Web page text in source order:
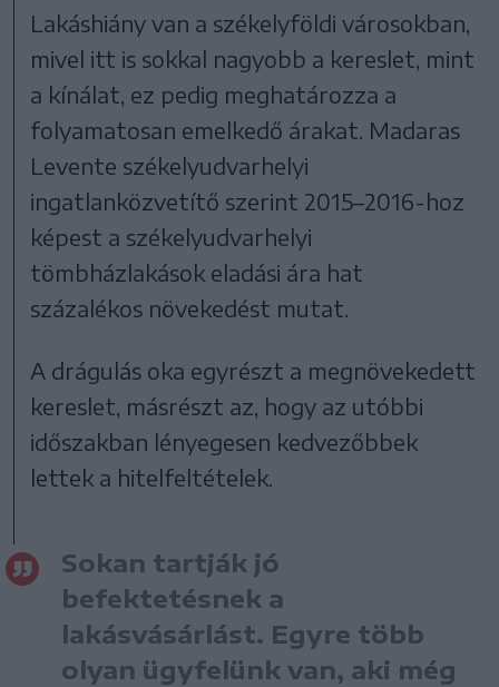
Lakáshiány van a székelyföldi városokban,
mivel itt is sokkal nagyobb a kereslet, mint
a kínálat, ez pedig meghatározza a
folyamatosan emelkedő árakat. Madaras
Levente székelyudvarhelyi
ingatlanközvetítő szerint 2015–2016-hoz
képest a székelyudvarhelyi
tömbházlakások eladási ára hat
százalékos növekedést mutat.
A drágulás oka egyrészt a megnövekedett
kereslet, másrészt az, hogy az utóbbi
időszakban lényegesen kedvezőbbek
lettek a hitelfeltételek.
Sokan tartják jó
befektetésnek a
lakásvásárlást. Egyre több
olyan ügyfelünk van, aki még